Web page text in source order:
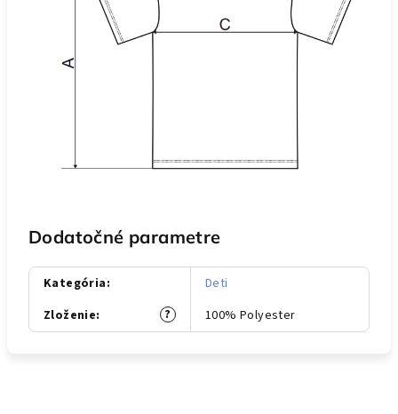
Dodatočné parametre
Kategória:
Deti
?
Zloženie: 100% Polyester